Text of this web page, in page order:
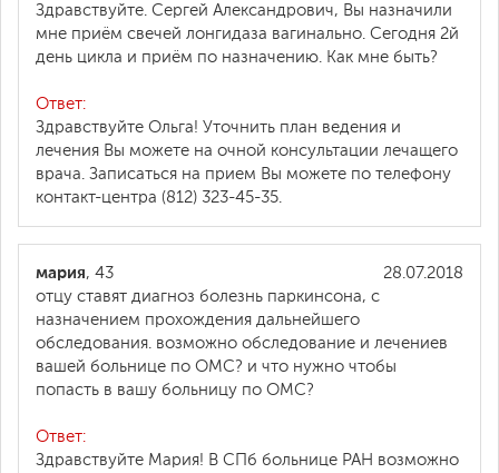
Здравствуйте. Сергей Александрович, Вы назначили
мне приём свечей лонгидаза вагинально. Сегодня 2й
день цикла и приём по назначению. Как мне быть?
Ответ:
Здравствуйте Ольга! Уточнить план ведения и
лечения Вы можете на очной консультации лечащего
врача. Записаться на прием Вы можете по телефону
контакт-центра (812) 323-45-35.
28.07.2018
мария, 43
отцу ставят диагноз болезнь паркинсона, с
назначением прохождения дальнейшего
обследования. возможно обследование и лечениев
вашей больнице по ОМС? и что нужно чтобы
попасть в вашу больницу по ОМС?
Ответ:
Здравствуйте Мария! В СПб больнице РАН возможно